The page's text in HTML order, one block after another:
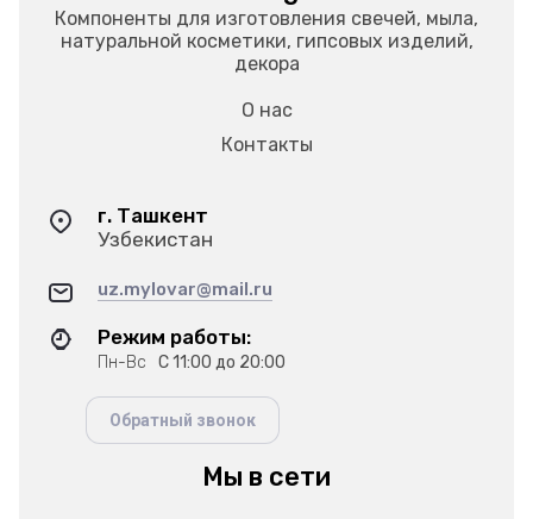
Компоненты для изготовления свечей, мыла,
натуральной косметики, гипсовых изделий,
декора
О нас
Контакты
г. Ташкент
Узбекистан
uz.mylovar@mail.ru
Режим работы:
Пн-Вс С 11:00 до 20:00
Обратный звонок
Мы в сети